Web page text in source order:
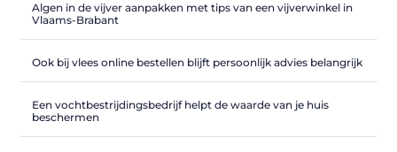
Algen in de vijver aanpakken met tips van een vijverwinkel in
Vlaams-Brabant
Ook bij vlees online bestellen blijft persoonlijk advies belangrijk
Een vochtbestrijdingsbedrijf helpt de waarde van je huis
beschermen